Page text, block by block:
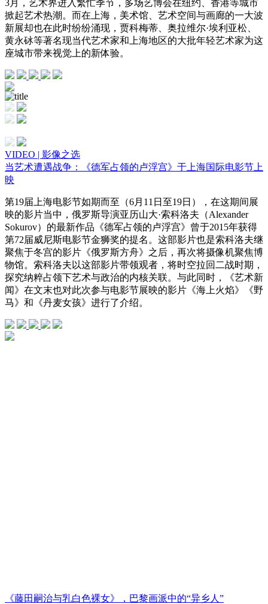
3月，艺术界进入繁忙季节，多场艺博会在纽约、香港等城市
掀起艺术热潮。而在上海，美术馆、艺术空间与画廊的一大波
新展却也在此时纷纷涌现，贾科梅蒂、奥拉维尔·埃利亚松、
黄永砅等著名现当代艺术家和上海地区的大批年轻艺术家为这
座城市带来视觉上的新体验。
VIDEO | 影像之选
当艺术遭遇战争：《德军占领的卢浮宫》于上海国际电影节上
映
第19届上海电影节如期而至（6月11日至19日），在这期间展
映的影片当中，俄罗斯导演亚历山大·索科洛夫（Alexander
Sokurov）的最新作品《德军占领的卢浮宫》曾于2015年获得
第72届威尼斯电影节金狮奖的提名。这部影片也是索科洛夫继
聚焦于冬宫的影片《俄罗斯方舟》之后，再次将摄像机聚焦博
物馆。索科洛夫以这部影片带领观者，将时空拉回二战时期，
探究纳粹占领下艺术与政治的内核关联。与此同时，《艺术新
闻》在文末也对此次参与电影节展映的影片《海上火焰》《野
马》和《丹麦女孩》进行了介绍。
《藤田嗣治与乳白色裸女》，巴黎画派中的“异乡人”